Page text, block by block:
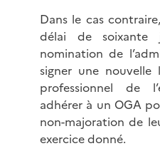
Dans le cas
délai de
nomination de
signer une
professionnel de
adhérer à un OGA
non-majoration de
exercice donné.